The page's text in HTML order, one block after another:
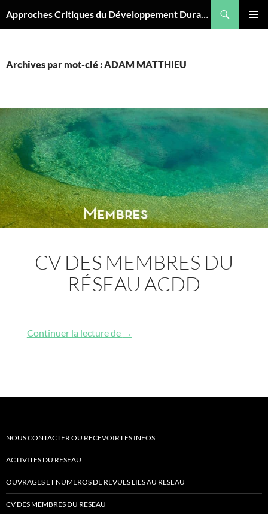
au
Approches Critiques du Développement Durable
Archives par mot-clé : ADAM MATTHIEU
CV DES MEMBRES DU
RÉSEAU ACDD
Continuer la lecture de CV des membres du réseau ACDD
→
NOUS CONTACTER OU RECEVOIR LES INFOS
ACTIVITES DU RESEAU
OUVRAGES ET NUMEROS DE REVUES LIES AU RESEAU
CV DES MEMBRES DU RESEAU